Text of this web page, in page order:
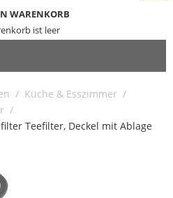
WARENKORB
ist leer
/ Küche & Esszimmer /
/
Teefilter, Deckel mit Ablage